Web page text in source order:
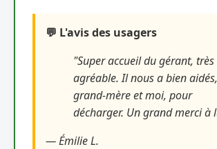
💬 L'avis des usagers
"Super accueil du gérant, très
agréable. Il nous a bien
grand-mère et moi, pour
décharger. Un grand merci à
— Émilie L.